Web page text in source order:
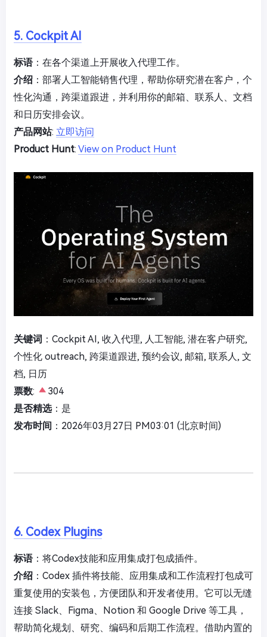
5. Cockpit AI
标语：在各个渠道上开展收入代理工作。
介绍 ：部署人工智能销售代理，帮助你研究潜在客户，个
性化沟通，跨渠道跟进，并利用你的邮箱、联系人、文档
和日历安排会议。
产品网站: 立即访问
Product Hunt: View on Product Hunt
关键词 ：Cockpit AI, 收入代理, 人工智能, 潜在客户研究,
个性化 outreach, 跨渠道跟进, 预约会议, 邮箱, 联系人, 文
档, 日历
票数:
304
是否精选：是
发布时间 ：2026年03月27日 PM03:01 (北京时间)
6. Codex Plugins
标语：将Codex技能和应用集成打包成插件。
介绍 ：Codex 插件将技能、应用集成和工作流程打包成可
重复使用的安装包，方便团队和开发者使用。它可以无缝
连接 Slack、Figma、Notion 和 Google Drive 等工具，
帮助简化规划、研究、编码和后期工作流程。借助内置的